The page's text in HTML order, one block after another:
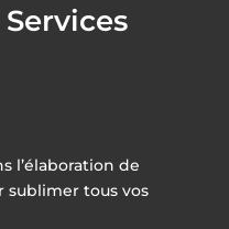
l’élaboration de
sublimer tous vos